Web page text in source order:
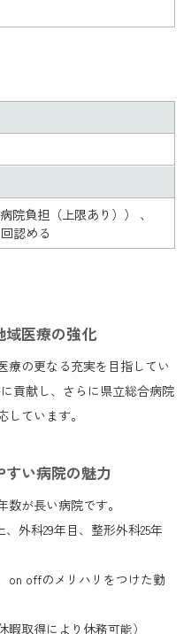
院負担（上限あり）） 、
認める
域医療の強化
療の更なる充実を目指してい
貢献し、さらに県立総合病院
ています。
い病院の魅力
が長い病院です。
外科29年目、整形外科25年
on offのメリハリをつけた勤
取得により休務可能）